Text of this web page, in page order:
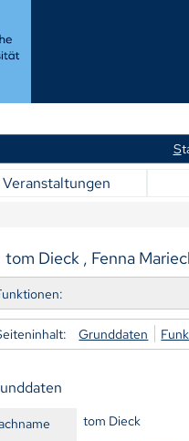
S
Veranstaltungen
tom Dieck , Fenna
Grunddaten
tom Dieck